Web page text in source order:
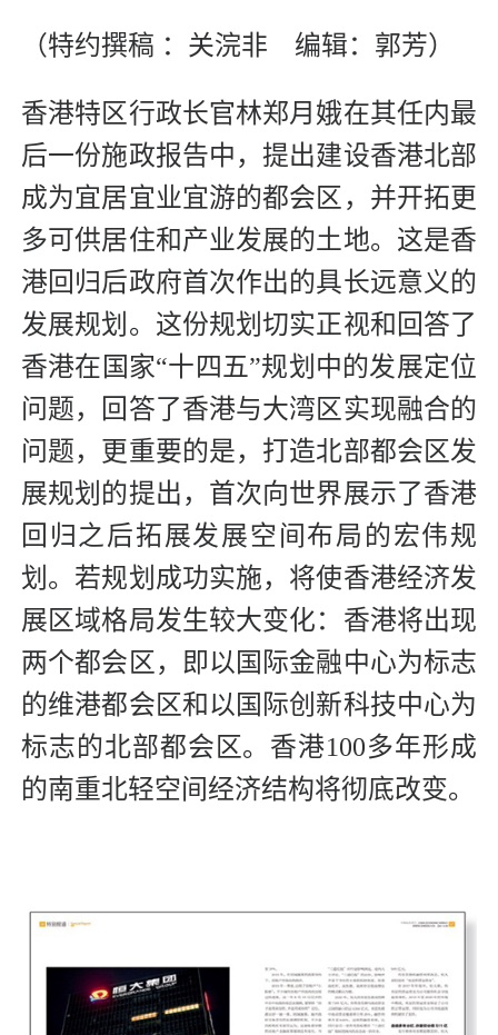
（特约撰稿 ：关浣非 编辑：郭芳）
香港特区行政长官林郑月娥在其任内最
后一份施政报告中，提出建设香港北部
成为宜居宜业宜游的都会区，并开拓更
多可供居住和产业发展的土地。这是香
港回归后政府首次作出的具长远意义的
发展规划。这份规划切实正视和回答了
香港在国家“十四五”规划中的发展定位
问题，回答了香港与大湾区实现融合的
问题，更重要的是，打造北部都会区发
展规划的提出，首次向世界展示了香港
回归之后拓展发展空间布局的宏伟规
划。若规划成功实施，将使香港经济发
展区域格局发生较大变化：香港将出现
两个都会区，即以国际金融中心为标志
的维港都会区和以国际创新科技中心为
标志的北部都会区。香港100多年形成
的南重北轻空间经济结构将彻底改变。